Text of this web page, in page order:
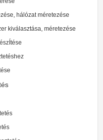
hálózat méretezése
kiválasztása, méretezése